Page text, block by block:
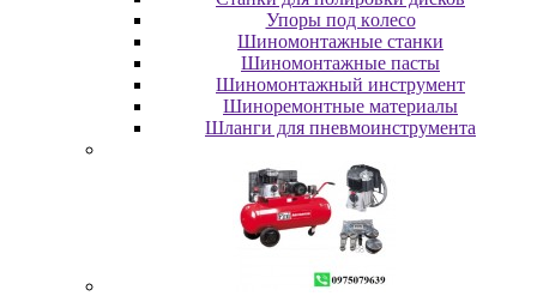
Упopы пoд кoлeco
Шинoмoнтaжныe cтaнки
Шиномонтажные пасты
Шиномонтажный инструмент
Шиноремонтные материалы
Шлaнги для пнeвмoинcтpумeнтa